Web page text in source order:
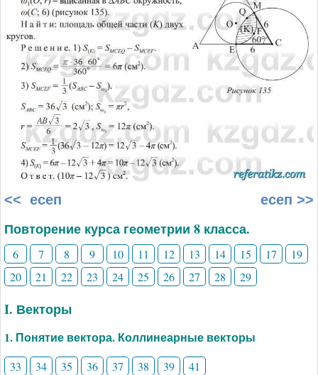
<< есеп есеп >>
Повторение курса геометрии 8 класса.
6 7 8 9 10 11 12 13 14 15 17
19
20
21 22 23 24 25 26 27 28 29
I. Векторы
1. Понятие вектора. Коллинеарные векторы
33 34 35 36 37 38 39 41